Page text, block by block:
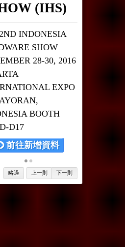
(IHS)
INDONESIA
SHOW
28-30, 2016
EXPO
BOOTH
D17
前往新增資料
略過 上一則 下一則